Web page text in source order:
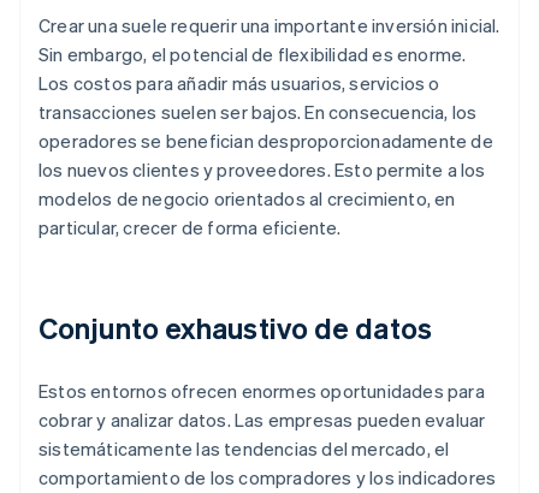
Crear una suele requerir una importante inversión inicial.
Sin embargo, el potencial de flexibilidad es enorme.
Los costos para añadir más usuarios, servicios o
transacciones suelen ser bajos. En consecuencia, los
operadores se benefician desproporcionadamente de
los nuevos clientes y proveedores. Esto permite a los
modelos de negocio orientados al crecimiento, en
particular, crecer de forma eficiente.
Conjunto exhaustivo de datos
Estos entornos ofrecen enormes oportunidades para
cobrar y analizar datos. Las empresas pueden evaluar
sistemáticamente las tendencias del mercado, el
comportamiento de los compradores y los indicadores